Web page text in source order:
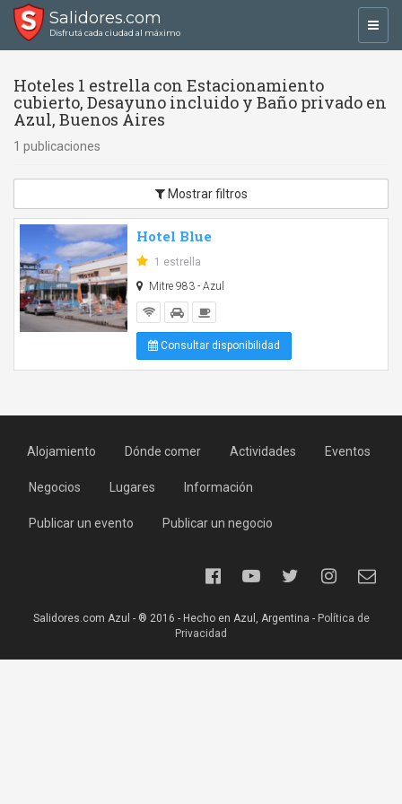
Salidores.com
Disfrutá cada ciudad al máximo
Hoteles 1 estrella con Estacionamiento
cubierto, Desayuno incluido y Baño privado en
Azul, Buenos Aires
1 publicaciones
Mostrar filtros
Hotel Blue
1 estrella
Mitre 983 - Azul
Consultar disponibilidad
Alojamiento Dónde comer Actividades Eventos
Negocios Lugares Información
Publicar un evento Publicar un negocio
Salidores.com Azul - ® 2016 - Hecho en Azul, Argentina - Política de
Privacidad